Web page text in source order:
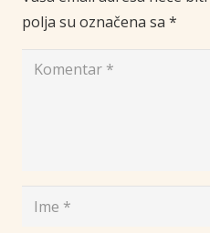
polja su označena sa *